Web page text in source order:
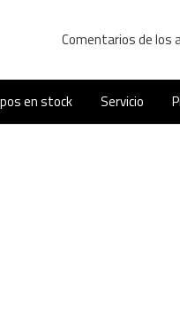
Comentarios de los
en stock Servicio